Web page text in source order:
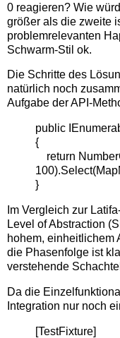
0 reagieren? Wie
größer als die zweite
problemrelevanten
Schwarm-Stil ok.
Die Schritte des
natürlich noch
Aufgabe der API-
public
{
return
}
Im Vergleich zur
Level of Abstraction
hohem, einheitlichem
die Phasenfolge ist
verstehende
Da die
Integration nur noch
[TestFixture]